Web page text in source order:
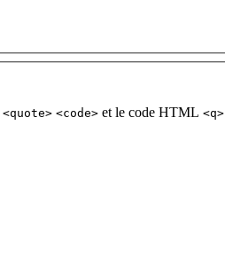
<quote> <code> et le code HTML <q>